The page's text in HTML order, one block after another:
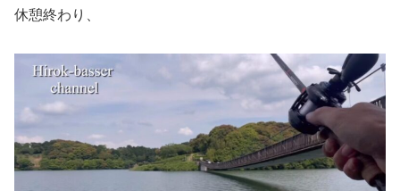
休憩終わり、